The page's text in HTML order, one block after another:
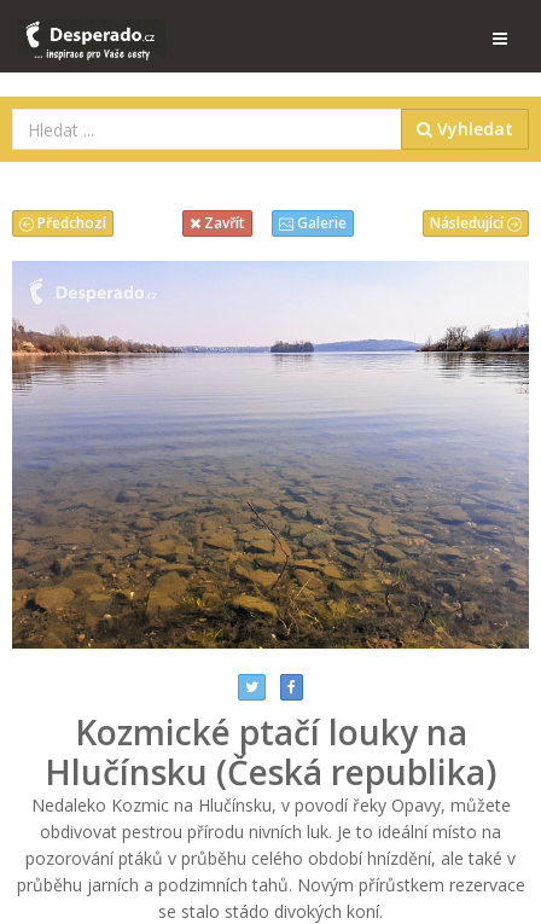
Vyhledat
Následující
Předchozí Zavřít Galerie
Kozmické ptačí louky na
Hlučínsku (Česká republika)
Nedaleko Kozmic na Hlučínsku, v povodí řeky Opavy, můžete
obdivovat pestrou přírodu nivních luk. Je to ideální místo na
pozorování ptáků v průběhu celého období hnízdění, ale také v
průběhu jarních a podzimních tahů. Novým přírůstkem rezervace
se stalo stádo divokých koní.